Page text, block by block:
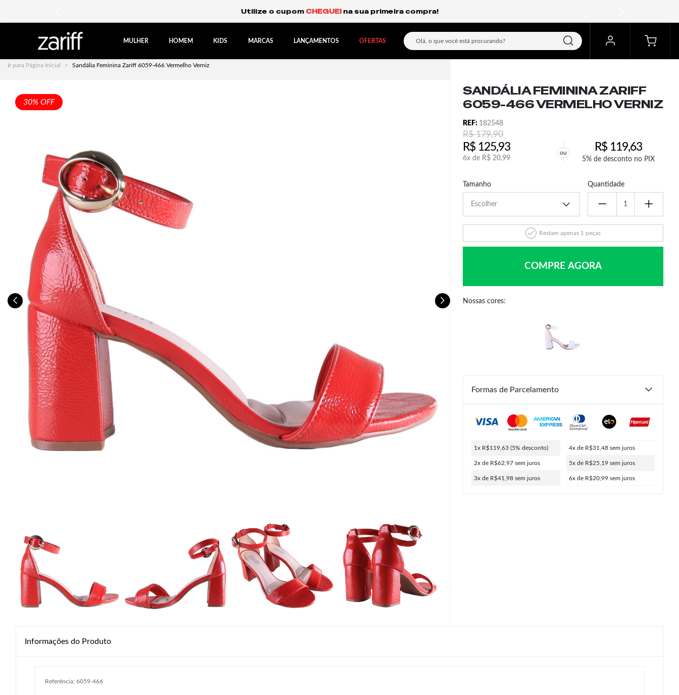
Frete Grátis Expresso para o Sul e São Paulo.
MULHER HOMEM KIDS MARCAS LANÇAMENTOS OFERTAS
Ir para Página Inicial Sandália Feminina Zariff 6059-466 Vermelho Verniz
30% OFF
SANDÁLIA FEMININA ZARIFF
6059-466 VERMELHO VERNIZ
REF: 182548
R$179,90
R$125,93
6x de R$ 20,99
ou R$119,63
5% de desconto no PIX
Tamanho Quantidade
Restam apenas 1 peças
COMPRE AGORA
Nossas cores:
Formas de Parcelamento
1x R$119,63 (5% desconto)
2x de R$62,97 sem juros
3x de R$41,98 sem juros
4x de R$31,48 sem juros
5x de R$25,19 sem juros
6x de R$20,99 sem juros
Informações do Produto
Referência: 6059-466